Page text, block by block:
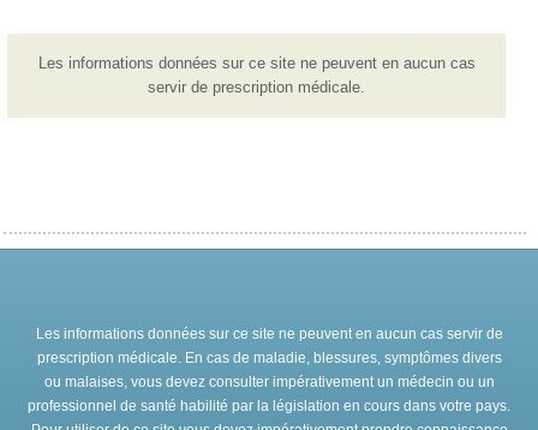
Les informations données sur ce site ne peuvent en aucun cas
servir de prescription médicale.
Les informations données sur ce site ne peuvent en aucun cas servir de
prescription médicale. En cas de maladie, blessures, symptômes divers
ou malaises, vous devez consulter impérativement un médecin ou un
professionnel de santé habilité par la législation en cours dans votre pays.